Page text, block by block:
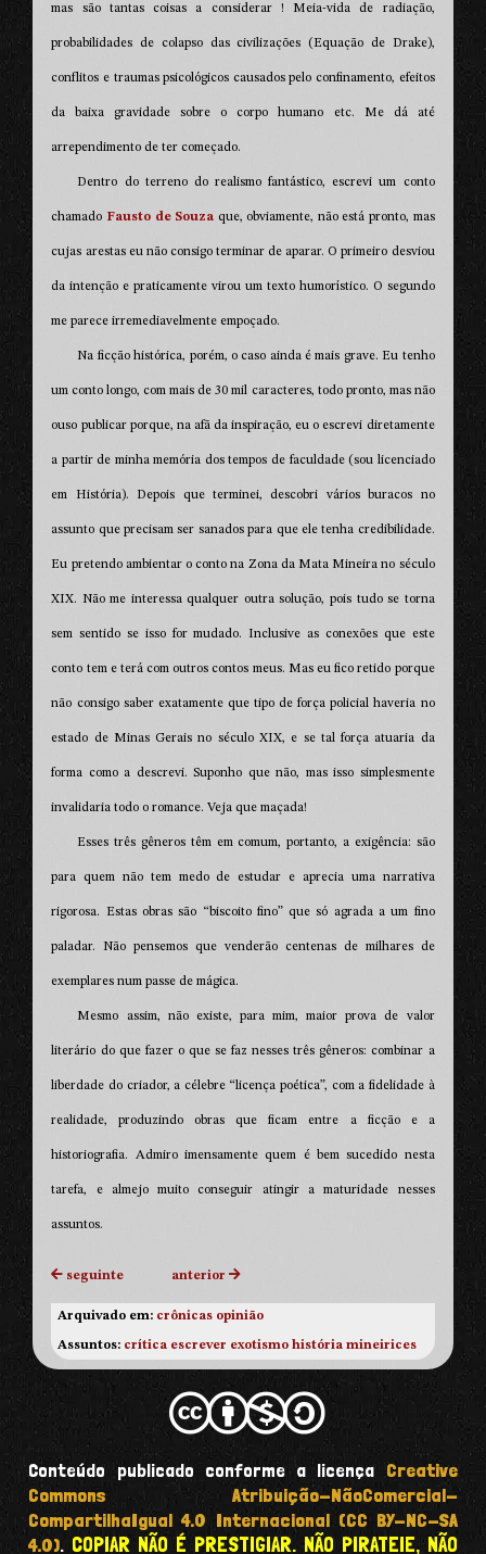
mas são tantas coisas a considerar ! Meia-vida de radiação,
probabilidades de colapso das civilizações (Equação de Drake),
conflitos e traumas psicológicos causados pelo confinamento, efeitos
da baixa gravidade sobre o corpo humano etc. Me dá até
arrependimento de ter começado.
Dentro do terreno do realismo fantástico, escrevi um conto
chamado Fausto de Souza que, obviamente, não está pronto, mas
cujas arestas eu não consigo terminar de aparar. O primeiro desviou
da intenção e praticamente virou um texto humorístico. O segundo
me parece irremediavelmente empoçado.
Na ficção histórica, porém, o caso ainda é mais grave. Eu tenho
um conto longo, com mais de 30 mil caracteres, todo pronto, mas não
ouso publicar porque, na afã da inspiração, eu o escrevi diretamente
a partir de minha memória dos tempos de faculdade (sou licenciado
em História). Depois que terminei, descobri vários buracos no
assunto que precisam ser sanados para que ele tenha credibilidade.
Eu pretendo ambientar o conto na Zona da Mata Mineira no século
XIX. Não me interessa qualquer outra solução, pois tudo se torna
sem sentido se isso for mudado. Inclusive as conexões que este
conto tem e terá com outros contos meus. Mas eu fico retido porque
não consigo saber exatamente que tipo de força policial haveria no
estado de Minas Gerais no século XIX, e se tal força atuaria da
forma como a descrevi. Suponho que não, mas isso simplesmente
invalidaria todo o romance. Veja que maçada!
Esses três gêneros têm em comum, portanto, a exigência: são
para quem não tem medo de estudar e aprecia uma narrativa
rigorosa. Estas obras são “biscoito fino” que só agrada a um fino
paladar. Não pensemos que venderão centenas de milhares de
exemplares num passe de mágica.
Mesmo assim, não existe, para mim, maior prova de valor
literário do que fazer o que se faz nesses três gêneros: combinar a
liberdade do criador, a célebre “licença poética”, com a fidelidade à
realidade, produzindo obras que ficam entre a ficção e a
historiografia. Admiro imensamente quem é bem sucedido nesta
tarefa, e almejo muito conseguir atingir a maturidade nesses
assuntos.
seguinte anterior
Arquivado em: crônicas opinião
Assuntos: crítica escrever exotismo história mineirices
Conteúdo publicado conforme a licençaCreative
Commons Atribuição-NãoComercial-
CompartilhaIgual 4.0 Internacional (CC BY-NC-SA
4.0). COPIAR NÃO É PRESTIGIAR. NÃO PIRATEIE, NÃO